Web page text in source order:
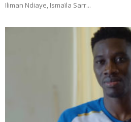
Iliman Ndiaye, Ismaïla Sarr...